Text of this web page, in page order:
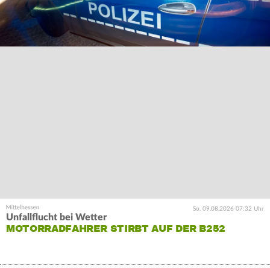
So. 09.08.2026 07:32 Uhr
Unfallflucht bei Wetter
MOTORRADFAHRER STIRBT AUF DER B252